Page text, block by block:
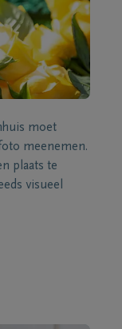
moet
meenemen.
plaats te
visueel